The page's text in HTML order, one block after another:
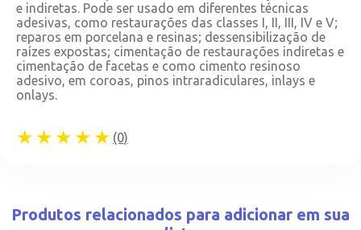
e indiretas. Pode ser usado em diferentes técnicas
adesivas, como restaurações das classes I, II, III, IV e V;
reparos em porcelana e resinas; dessensibilização de
raízes expostas; cimentação de restaurações indiretas e
cimentação de facetas e como cimento resinoso
adesivo, em coroas, pinos intraradiculares, inlays e
onlays.
★★★★★ (0)
Produtos relacionados para adicionar em sua